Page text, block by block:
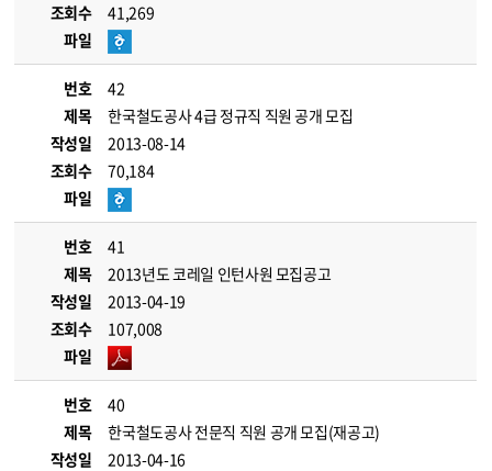
조회수
41,269
파일
번호
42
제목
한국철도공사 4급 정규직 직원 공개 모집
작성일
2013-08-14
조회수
70,184
파일
번호
41
제목
2013년도 코레일 인턴사원 모집공고
작성일
2013-04-19
조회수
107,008
파일
번호
40
제목
한국철도공사 전문직 직원 공개 모집(재공고)
작성일
2013-04-16